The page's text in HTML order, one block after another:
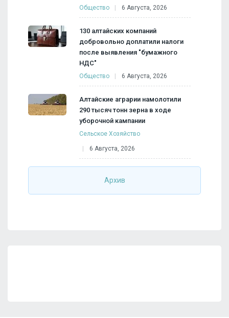
Общество 6 Августа, 2026
130 алтайских компаний
добровольно доплатили налоги
после выявления "бумажного
НДС"
Общество 6 Августа, 2026
Алтайские аграрии намолотили
290 тысяч тонн зерна в ходе
уборочной кампании
Сельское Хозяйство
6 Августа, 2026
Архив